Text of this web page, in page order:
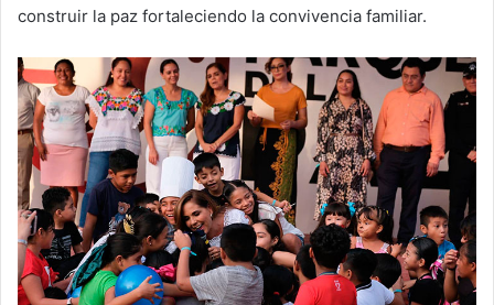
construir la paz fortaleciendo la convivencia familiar.